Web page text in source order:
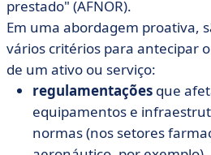
prestado" (AFNOR).
Em uma abordagem proativa,
vários critérios para antecipar
de um ativo ou serviço:
regulamentações que
equipamentos e
normas (nos setores